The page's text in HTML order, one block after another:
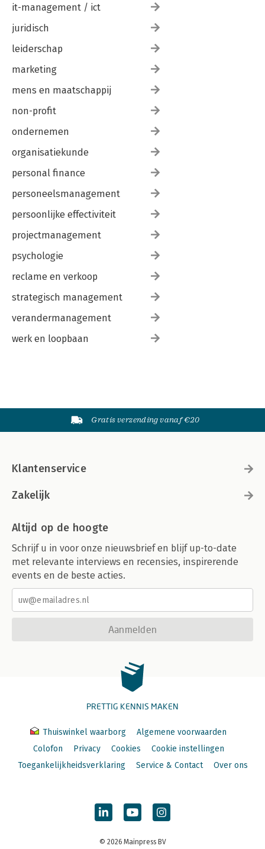
it-management / ict
juridisch
leiderschap
marketing
mens en maatschappij
non-profit
ondernemen
organisatiekunde
personal finance
personeelsmanagement
persoonlijke effectiviteit
projectmanagement
psychologie
reclame en verkoop
strategisch management
verandermanagement
werk en loopbaan
Gratis verzending vanaf €20
Klantenservice
Zakelijk
Altijd op de hoogte
Schrijf u in voor onze nieuwsbrief en blijf up-to-date
met relevante interviews en recensies, inspirerende
events en de beste acties.
Aanmelden
PRETTIG KENNIS MAKEN
Thuiswinkel waarborg
Algemene voorwaarden
Colofon
Privacy Cookies
Cookie instellingen
Toegankelijkheidsverklaring
Service & Contact Over ons
© 2026 Mainpress BV